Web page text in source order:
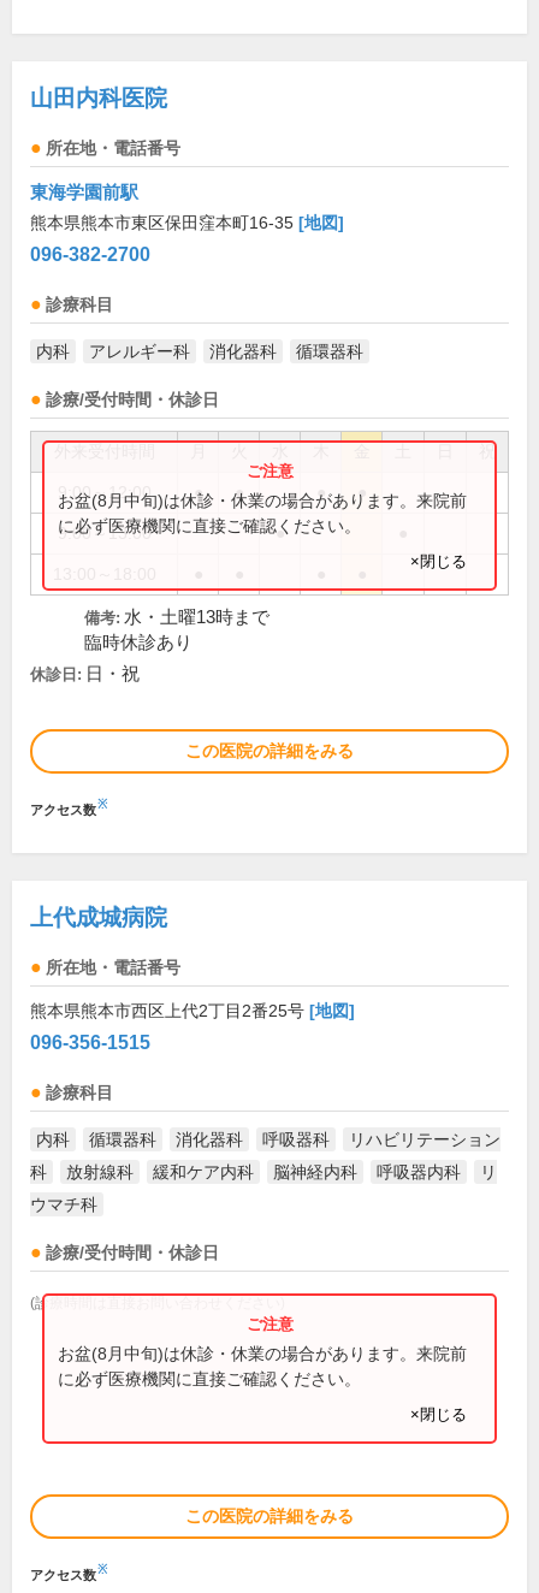
山田内科医院
所在地・電話番号
東海学園前駅
熊本県熊本市東区保田窪本町16-35 [地図]
096-382-2700
診療科目
内科 アレルギー科 消化器科 循環器科
診療/受付時間・休診日
祝
9:00～12:00 ● ● ● ●
9:00～13:00 ●
お盆(8月中旬)は休診・休業の場合があります。来院前
に必ず医療機関に直接ご確認ください。
×閉じる
備考: 水・土曜13時まで
臨時休診あり
休診日: 日・祝
この医院の詳細をみる
アクセス数※
上代成城病院
所在地・電話番号
熊本県熊本市西区上代2丁目2番25号 [地図]
096-356-1515
診療科目
内科 循環器科 消化器科 呼吸器科
リハビリテーション
科
放射線科 緩和ケア内科 脳神経内科 呼吸器内科
リ
ウマチ科
診療/受付時間・休診日
(診療時間は直接お問い合わせください)
お盆(8月中旬)は休診・休業の場合があります。来院前
に必ず医療機関に直接ご確認ください。
×閉じる
この医院の詳細をみる
アクセス数※